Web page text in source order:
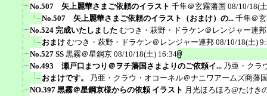
No.507 矢上麗華さまご依頼のイラスト 千隼＠玄霧藩国 08/10/18(
No.507 矢上麗華さまご依頼のイラスト（おまけ）の... 千隼＠
No.524 完成いたしました むつき・萩野・ドラケン＠レンジャー連邦
おまけ むつき・萩野・ドラケン＠レンジャー連邦 08/10/18(土)
No.527 SS 黒霧＠星鋼京 08/10/18(土) 16:34
No.493 瀬戸口まつり＠ヲチ藩国さまよりのご依頼イ... 乃亜・クラ
おまけです。
乃亜・クラウ・オコーネル＠ナニワアームズ商藩
NO.397 黒霧＠星鋼京様からの依頼 イラスト 月光ほろほろ@たけき